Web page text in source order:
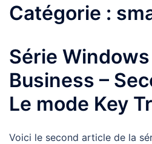
Catégorie :
Série
Business –
Le mode Key
Voici le second article de la